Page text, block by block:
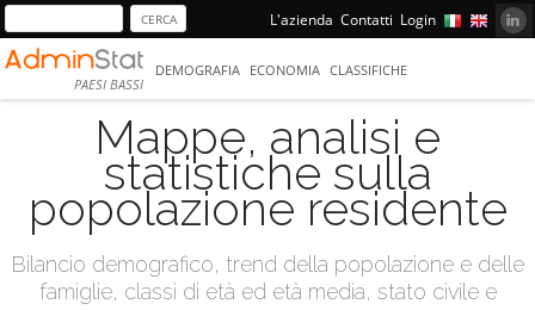
L'azienda Contatti Login
PAESI BASSI
DEMOGRAFIA ECONOMIA CLASSIFICHE
Mappe, analisi e
statistiche sulla
popolazione residente
Bilancio demografico, trend della popolazione e delle
famiglie, classi di età ed età media, stato civile e